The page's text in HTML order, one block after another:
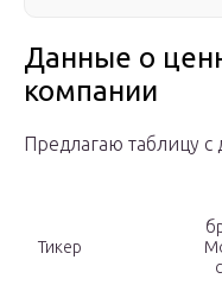
Данные о
компании
Предлагаю таблицу
Тикер